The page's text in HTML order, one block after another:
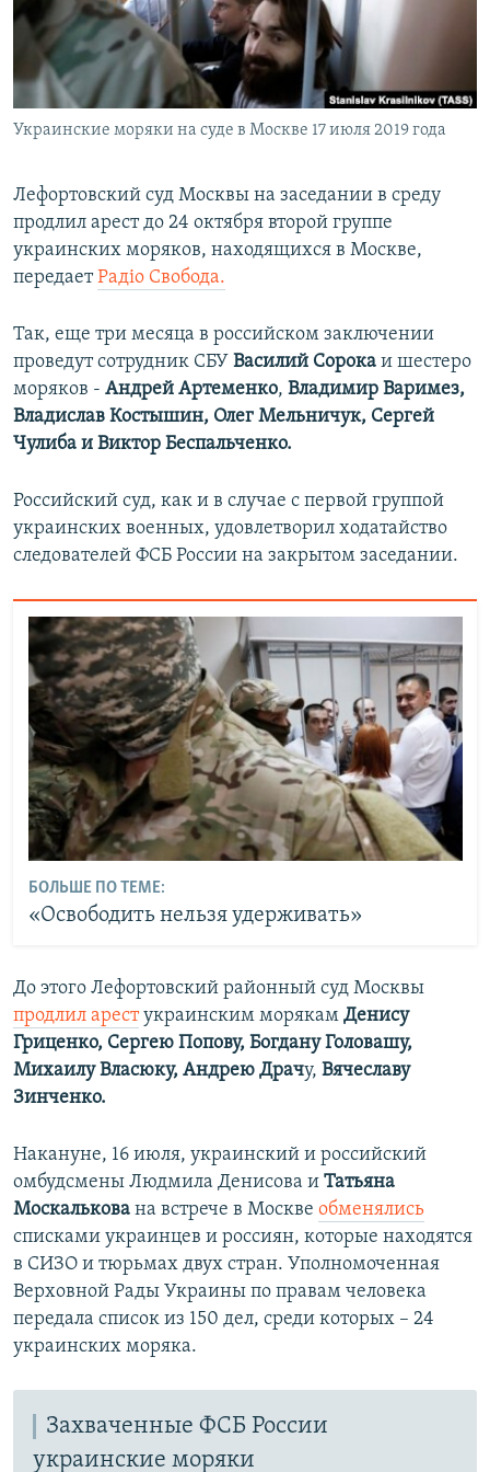
ПОБЕДИТЕЛЕЙ НЕ СУДЯТ?
КРЫМ.НЕПОКОРЕННЫЙ
ELIFBE
УКРАИНСКАЯ ПРОБЛЕМА КРЫМА
ПРИСОЕДИНЯЙТЕСЬ!
Украинские моряки на суде в Москве 17 июля 2019 года
Лефортовский суд Москвы на заседании в среду
продлил арест до 24 октября второй группе
украинских моряков, находящихся в Москве,
передаетРадіо Свобода.
Так, еще три месяца в российском заключении
проведут сотрудник СБУ Василий Сорока и шестеро
моряков - Андрей Артеменко, Владимир Варимез,
Владислав Костышин, Олег Мельничук, Сергей
Чулиба и Виктор Беспальченко.
Российский суд, как и в случае с первой группой
украинских военных, удовлетворил ходатайство
следователей ФСБ России на закрытом заседании.
БОЛЬШЕ ПО ТЕМЕ:
«Освободить нельзя удерживать»
До этого Лефортовский районный суд Москвы
продлил арестукраинским морякам Денису
Гриценко, Сергею Попову, Богдану Головашу,
Михаилу Власюку, Андрею Драчу, Вячеславу
Зинченко.
Накануне, 16 июля, украинский и российский
омбудсмены Людмила Денисова и Татьяна
Москалькова на встрече в Москве обменялись
списками украинцев и россиян, которые находятся
в СИЗО и тюрьмах двух стран. Уполномоченная
Верховной Рады Украины по правам человека
передала список из 150 дел, среди которых – 24
украинских моряка.​
Захваченные ФСБ России
украинские моряки